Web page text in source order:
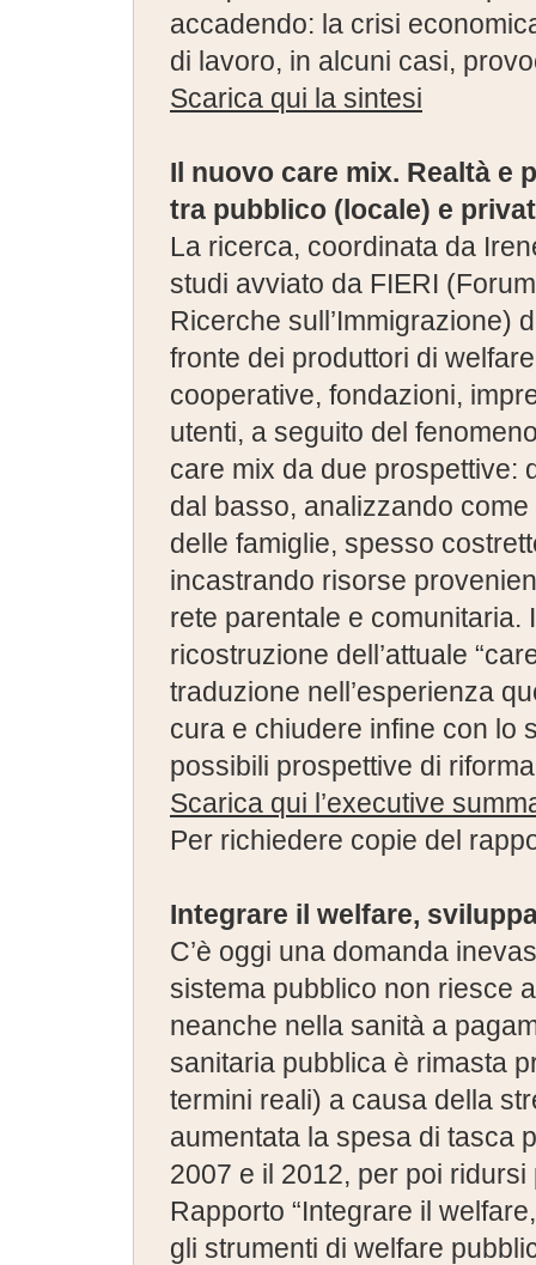
accadendo: la crisi
di lavoro, in alcuni casi,
Scarica qui la sintesi
Il nuovo care mix. Realtà e
tra pubblico (locale) e
La ricerca, coordinata da
studi avviato da FIERI
Ricerche sull’Immigrazione)
fronte dei produttori di
cooperative, fondazioni,
utenti, a seguito del
care mix da due prospettive:
dal basso, analizzando
delle famiglie, spesso
incastrando risorse
rete parentale e comunitaria.
ricostruzione dell’attuale
traduzione nell’esperienza
cura e chiudere infine con lo
possibili prospettive di
Scarica qui l’executive
Per richiedere copie del
Integrare il welfare,
C’è oggi una domanda
sistema pubblico non riesce
neanche nella sanità a
sanitaria pubblica è rimasta
termini reali) a causa della
aumentata la spesa di tasca
2007 e il 2012, per poi
Rapporto “Integrare il
gli strumenti di welfare